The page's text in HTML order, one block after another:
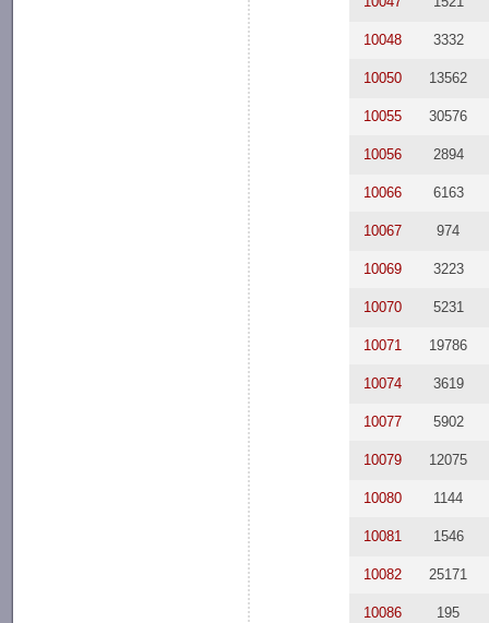
10048 3332
10050 13562
10055 30576
10056 2894
10066 6163
10067 974
10069 3223
10070 5231
10071 19786
10074 3619
10077 5902
10079 12075
10080 1144
10081 1546
10082 25171
10086 195